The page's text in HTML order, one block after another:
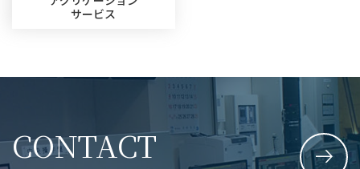
サービス
CONTACT